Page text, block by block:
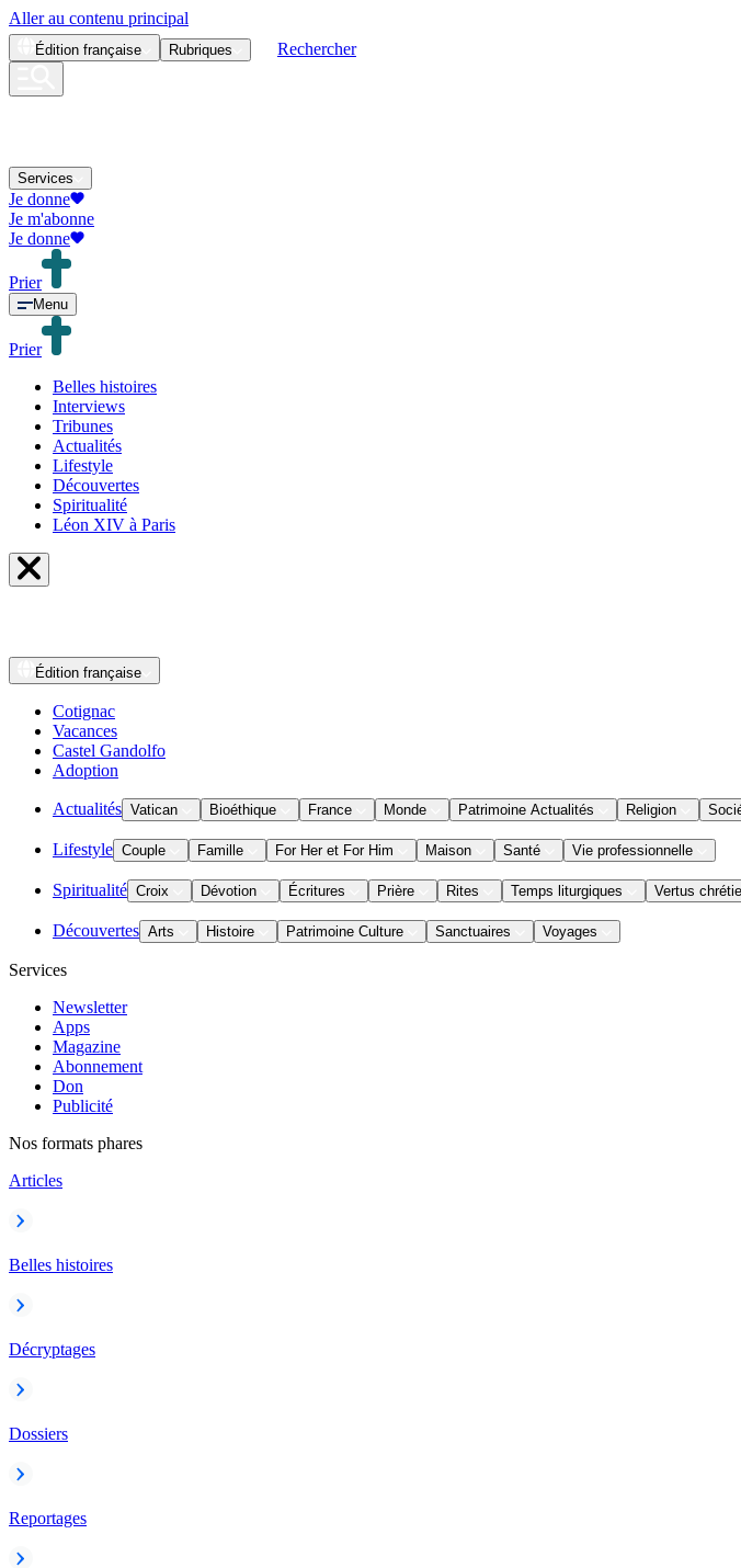
Aller au contenu principal
Édition française Rubriques Rechercher
Services
Je donne
Je m'abonne
Je donne
Prier
Menu
Prier
Belles histoires
Interviews
Tribunes
Actualités
Lifestyle
Découvertes
Spiritualité
Léon XIV à Paris
Édition française
Cotignac
Vacances
Castel Gandolfo
Adoption
Actualités Vatican Bioéthique France Monde Patrimoine Actualités Religion
Lifestyle Couple Famille For Her et For Him Maison Santé Vie professionnelle
Spiritualité Croix Dévotion Écritures Prière Rites Temps liturgiques Vertus
Découvertes Arts Histoire Patrimoine Culture Sanctuaires Voyages
Services
Newsletter
Apps
Magazine
Abonnement
Don
Publicité
Nos formats phares
Articles
Belles histoires
Décryptages
Dossiers
Reportages